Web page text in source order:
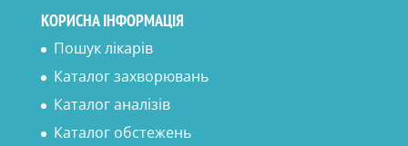
КОРИСНА ІНФОРМАЦІЯ
Пошук лікарів
Каталог захворювань
Каталог аналізів
Каталог обстежень